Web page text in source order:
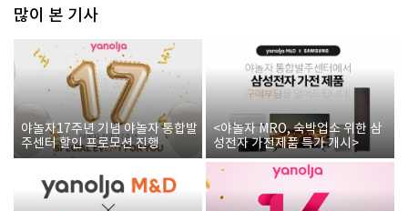
많이 본 기사
야놀자17주년 기념 야놀자 통합발
주센터 할인 프로모션 진행
<야놀자 MRO, 숙박업소 위한 삼
성전자 가전제품 특가 개시>